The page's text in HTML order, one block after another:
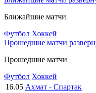
Ближайшие матчи
Футбол Хоккей
Прошедшие матчи
Прошедшие матчи
Футбол Хоккей
16.05 Ахмат - Спартак